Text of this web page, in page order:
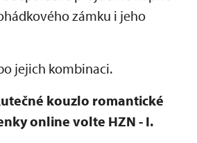
zámku i jeho
jejich kombinaci.
kouzlo romantické
online volte HZN - I.